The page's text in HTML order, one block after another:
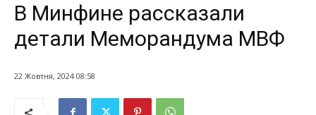
В Минфине рассказали
детали Меморандума МВФ
22 Жовтня, 2024 08:58